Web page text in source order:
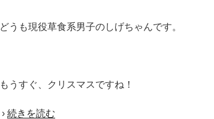
どうも現役草食系男子のしげちゃんです。
もうすぐ、クリスマスですね！
›続きを読む